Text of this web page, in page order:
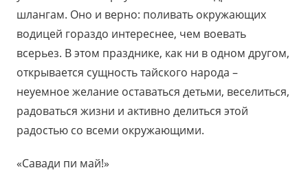
шлангам. Оно и верно: поливать окружающих
водицей гораздо интереснее, чем воевать
всерьез. В этом празднике, как ни в одном другом,
открывается сущность тайского народа –
неуемное желание оставаться детьми, веселиться,
радоваться жизни и активно делиться этой
радостью со всеми окружающими.
«Савади пи май!»